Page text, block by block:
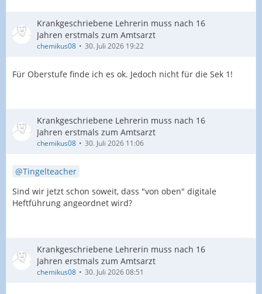
Krankgeschriebene Lehrerin muss nach 16
Jahren erstmals zum Amtsarzt
chemikus08 30. Juli 2026 19:22
Für Oberstufe finde ich es ok. Jedoch nicht für die Sek 1!
Krankgeschriebene Lehrerin muss nach 16
Jahren erstmals zum Amtsarzt
chemikus08 30. Juli 2026 11:06
Tingelteacher
Sind wir jetzt schon soweit, dass "von oben" digitale
Heftführung angeordnet wird?
Krankgeschriebene Lehrerin muss nach 16
Jahren erstmals zum Amtsarzt
chemikus08 30. Juli 2026 08:51